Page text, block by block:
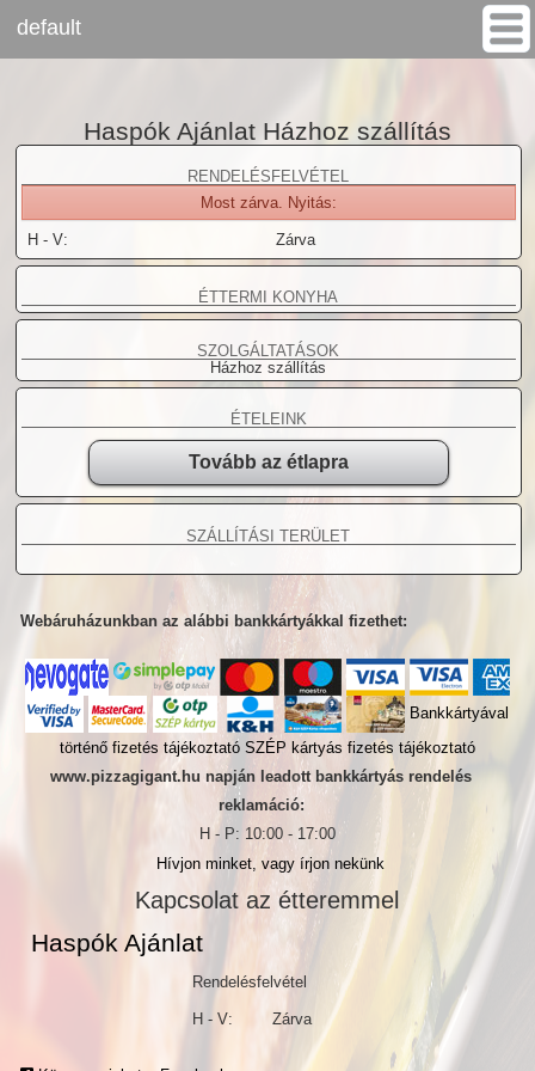
default
www.pizzagigant.hu
Haspók Ajánlat Házhoz szállítás
RENDELÉSFELVÉTEL
Most zárva. Nyitás:
H - V: Zárva
ÉTTERMI KONYHA
SZOLGÁLTATÁSOK
Házhoz szállítás
ÉTELEINK
Tovább az étlapra
SZÁLLÍTÁSI TERÜLET
Webáruházunkban az alábbi bankkártyákkal fizethet:
Bankkártyával
történő fizetés tájékoztató SZÉP kártyás fizetés tájékoztató
www.pizzagigant.hu napján leadott bankkártyás rendelés
reklamáció:
H - P: 10:00 - 17:00
Hívjon minket, vagy írjon nekünk
Kapcsolat az étteremmel
Haspók Ajánlat
Rendelésfelvétel
H - V: Zárva